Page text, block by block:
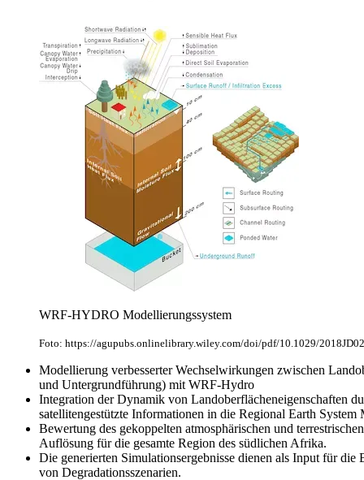
WRF-HYDRO Modellierungssystem
Foto: https://agupubs.onlinelibrary.wiley.com/doi/pdf/10.1029/
Modellierung verbesserter Wechselwirkungen zwischen
und Untergrundführung) mit WRF-Hydro
Integration der Dynamik von Landoberflächeneigenschaften
satellitengestützte Informationen in die Regional Earth
Bewertung des gekoppelten atmosphärischen und
Auflösung für die gesamte Region des südlichen Afrika.
Die generierten Simulationsergebnisse dienen als Input für
von Degradationsszenarien.